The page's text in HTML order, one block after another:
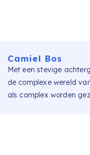
Camiel Bos
Met een stevige
de complexe wereld
als complex worden